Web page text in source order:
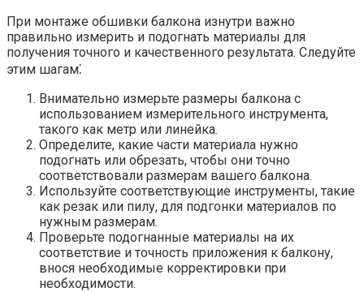
При монтаже обшивки балкона изнутри важно
правильно измерить и подогнать материалы для
получения точного и качественного результата.​ Следуйте
этим шагам⁚
Внимательно измерьте размеры балкона с
использованием измерительного инструмента,
такого как метр или линейка.​
Определите, какие части материала нужно
подогнать или обрезать, чтобы они точно
соответствовали размерам вашего балкона.​
Используйте соответствующие инструменты, такие
как резак или пилу, для подгонки материалов по
нужным размерам.​
Проверьте подогнанные материалы на их
соответствие и точность приложения к балкону,
внося необходимые корректировки при
необходимости.​